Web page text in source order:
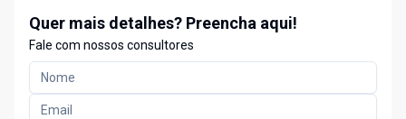
Quer mais detalhes? Preencha aqui!
Fale com nossos consultores